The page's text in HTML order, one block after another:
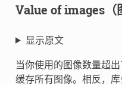
Value of images（
显示原文
当你使用的图像数量超
缓存所有图像。相反，